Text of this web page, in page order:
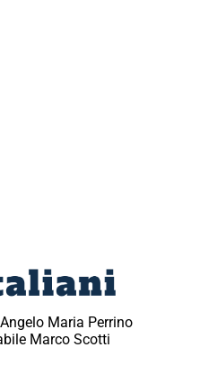
Maria Perrino
Marco Scotti